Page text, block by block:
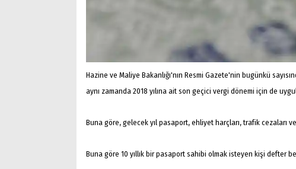
Hazine ve Maliye Bakanlığı'nın Resmi Gazete'nin bugünkü
aynı zamanda 2018 yılına ait son geçici vergi dönemi için de
Buna göre, gelecek yıl pasaport, ehliyet harçları, trafik cezaları
Buna göre 10 yıllık bir pasaport sahibi olmak isteyen kişi defter